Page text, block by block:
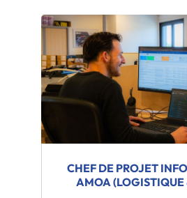
CHEF DE PROJET
AMOA (LOGISTIQUE